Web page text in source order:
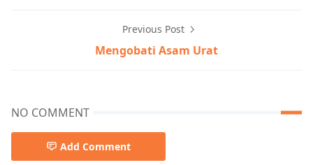
Previous Post
Mengobati Asam Urat
NO COMMENT
Add Comment